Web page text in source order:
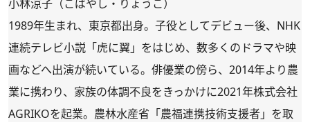
小林涼子（こばやし・りょうこ）
1989年生まれ、東京都出身。子役としてデビュー後、NHK
連続テレビ小説「虎に翼」をはじめ、数多くのドラマや映
画などへ出演が続いている。俳優業の傍ら、2014年より農
業に携わり、家族の体調不良をきっかけに2021年株式会社
AGRIKOを起業。農林水産省「農福連携技術支援者」を取